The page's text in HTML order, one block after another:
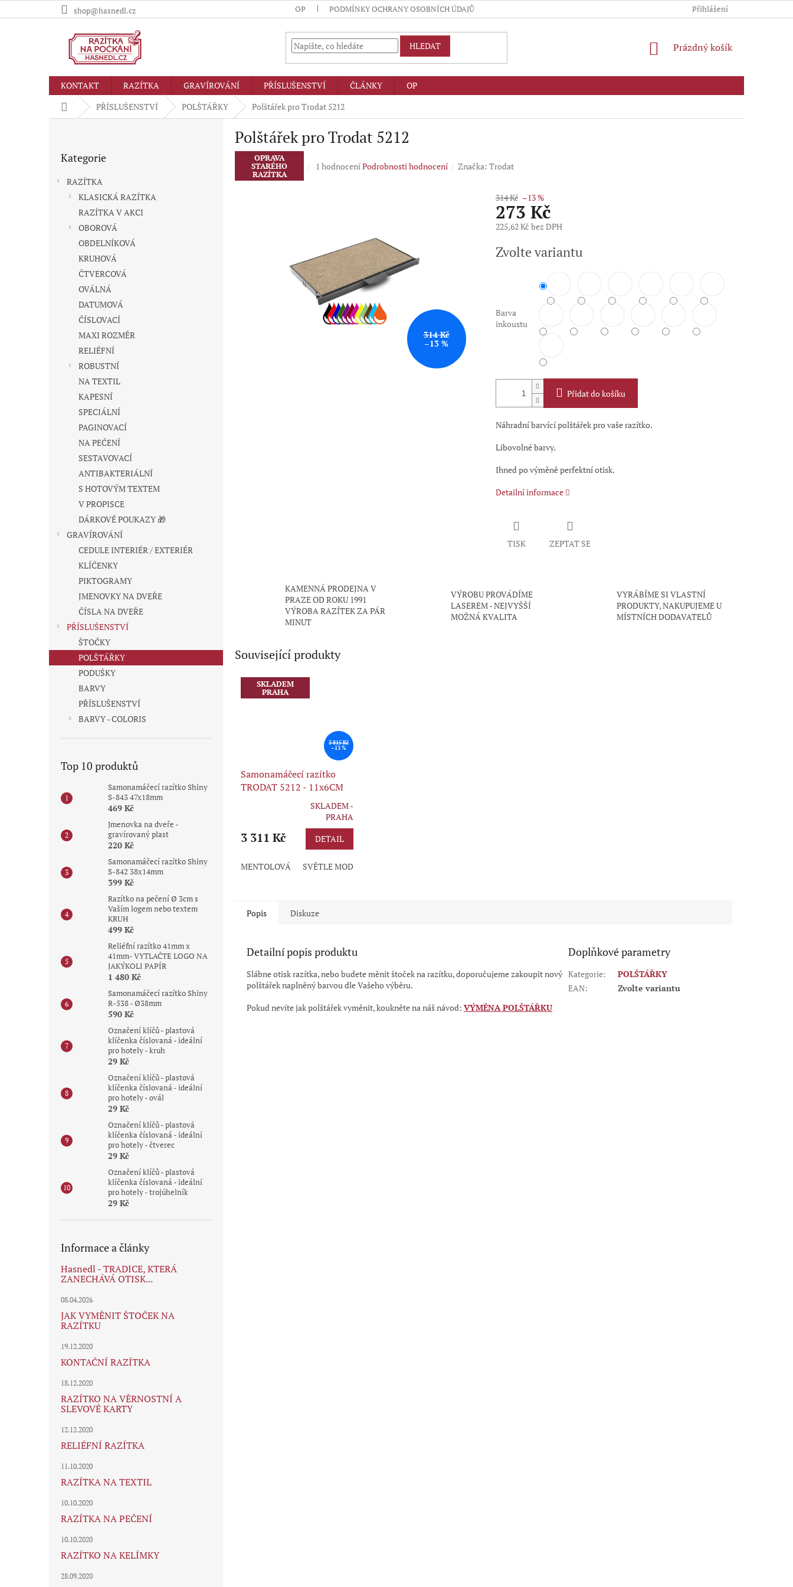
na
shop@hasnedl.cz OP PODMÍNKY OCHRANY OSOBNÍCH ÚDAJŮ Přihlášení
HLEDAT
NÁKUPNÍ
Prázdný košík
KONTAKT RAZÍTKA GRAVÍROVÁNÍ PŘÍSLUŠENSTVÍ ČLÁNKY
OP
Domů PŘÍSLUŠENSTVÍ POLŠTÁŘKY Polštářek pro Trodat 5212
kategorie
Kategorie
RAZÍTKA
KLASICKÁ RAZÍTKA
RAZÍTKA V AKCI
OBOROVÁ
OBDELNÍKOVÁ
KRUHOVÁ
ČTVERCOVÁ
OVÁLNÁ
DATUMOVÁ
ČÍSLOVACÍ
MAXI ROZMĚR
RELIÉFNÍ
ROBUSTNÍ
NA TEXTIL
KAPESNÍ
SPECIÁLNÍ
PAGINOVACÍ
NA PEČENÍ
SESTAVOVACÍ
ANTIBAKTERIÁLNÍ
S HOTOVÝM TEXTEM
V PROPISCE
DÁRKOVÉ POUKAZY 🎁
GRAVÍROVÁNÍ
CEDULE INTERIÉR / EXTERIÉR
KLÍČENKY
PIKTOGRAMY
JMENOVKY NA DVEŘE
ČÍSLA NA DVEŘE
PŘÍSLUŠENSTVÍ
ŠTOČKY
POLŠTÁŘKY
PODUŠKY
BARVY
PŘÍSLUŠENSTVÍ
BARVY - COLORIS
Top 10 produktů
Samonamáčecí razítko Shiny
S-843 47x18mm
469 Kč
Jmenovka na dveře -
gravírovaný plast
220 Kč
Samonamáčecí razítko Shiny
S-842 38x14mm
399 Kč
Razítko na pečení Ø 3cm s
Vaším logem nebo textem
KRUH
499 Kč
Reliéfní razítko 41mm x
41mm- VYTLAČTE LOGO NA
JAKÝKOLI PAPÍR
1 480 Kč
Samonamáčecí razítko Shiny
R-538 - Ø38mm
590 Kč
Označení klíčů - plastová
klíčenka číslovaná - ideální
pro hotely - kruh
29 Kč
Označení klíčů - plastová
klíčenka číslovaná - ideální
pro hotely - ovál
29 Kč
Označení klíčů - plastová
klíčenka číslovaná - ideální
pro hotely - čtverec
29 Kč
Označení klíčů - plastová
klíčenka číslovaná - ideální
pro hotely - trojúhelník
29 Kč
Informace a články
Hasnedl - TRADICE, KTERÁ
ZANECHÁVÁ OTISK...
08.04.2026
JAK VYMĚNIT ŠTOČEK NA
RAZÍTKU
19.12.2020
KONTAČNÍ RAZÍTKA
18.12.2020
RAZÍTKO NA VĚRNOSTNÍ A
SLEVOVÉ KARTY
12.12.2020
RELIÉFNÍ RAZÍTKA
11.10.2020
RAZÍTKA NA TEXTIL
10.10.2020
RAZÍTKA NA PEČENÍ
10.10.2020
RAZÍTKO NA KELÍMKY
28.09.2020
Polštářek pro Trodat 5212
OPRAVA
STARÉHO
RAZÍTKA
Průměrné
hvězdiček.
1 hodnoceníPodrobnosti hodnocení Značka: Trodat
314 Kč
–13 %
314 Kč –13 %
273 Kč
225,62 Kč bez DPH
cena:
Zvolte variantu
Barva
inkoustu
Přidat do košíku
Náhradní barvící polštářek pro vaše razítko.
Libovolné barvy.
Ihned po výměně perfektní otisk.
Detailní informace
TISK ZEPTAT SE
KAMENNÁ PRODEJNA V
PRAZE OD ROKU 1991
VÝROBA RAZÍTEK ZA PÁR
MINUT
VÝROBU PROVÁDÍME
LASEREM - NEJVYŠŠÍ
MOŽNÁ KVALITA
VYRÁBÍME SI VLASTNÍ
PRODUKTY, NAKUPUJEME U
MÍSTNÍCH DODAVATELŮ
Související produkty
SKLADEM
PRAHA
3 815 Kč
–13 %
Samonamáčecí razítko
TRODAT 5212 - 11x6CM
produktu
z
SKLADEM -
PRAHA
3 311 Kč DETAIL
MENTOLOVÁ SVĚTLE MODRÁ
Popis Diskuze
Detailní popis produktu
Slábne otisk razítka, nebo budete měnit štoček na razítku, doporučujeme zakoupit nový
polštářek naplněný barvou dle Vašeho výběru.
Pokud nevíte jak polštářek vyměnit, koukněte na náš návod: VÝMĚNA POLŠTÁŘKU
Doplňkové parametry
Kategorie:
POLŠTÁŘKY
EAN: Zvolte variantu